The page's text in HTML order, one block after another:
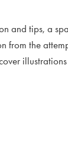
and tips, a
from the